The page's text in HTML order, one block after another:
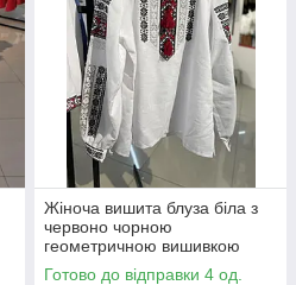
Жіноча вишита блуза біла з
червоно чорною
геометричною вишивкою
довгий рукав S–2XL
Готово до відправки 4 од.